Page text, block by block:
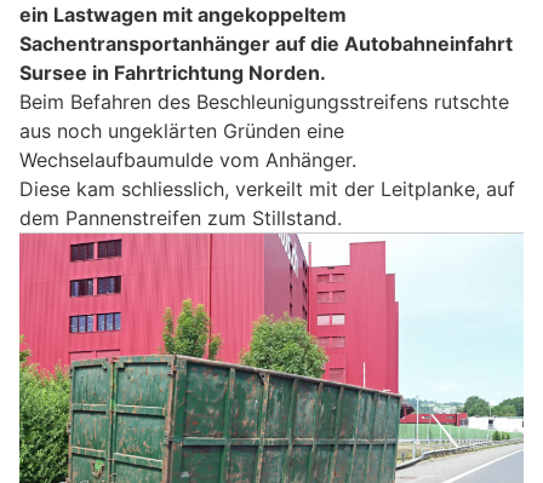
ein Lastwagen mit angekoppeltem
Sachentransportanhänger auf die Autobahneinfahrt
Sursee in Fahrtrichtung Norden.
Beim Befahren des Beschleunigungsstreifens rutschte
aus noch ungeklärten Gründen eine
Wechselaufbaumulde vom Anhänger.
Diese kam schliesslich, verkeilt mit der Leitplanke, auf
dem Pannenstreifen zum Stillstand.